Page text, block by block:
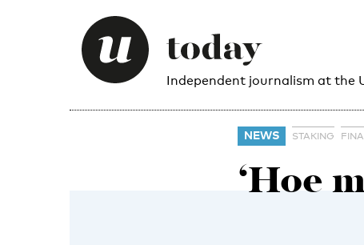
Independent journalism at the
NEWS STAKING
‘Hoe